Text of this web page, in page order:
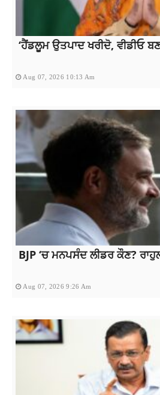
‘ਹੈਂਡਲੂਮ ਉਤਪਾਦ ਖਰੀਦੋ, ਵੀਡੀਓ
Aug 07, 2026 10:13 Am
BJP ‘ਚ ਮਨਪਸੰਦ ਲੀਡਰ ਕੌਣ?
Aug 07, 2026 9:26 Am